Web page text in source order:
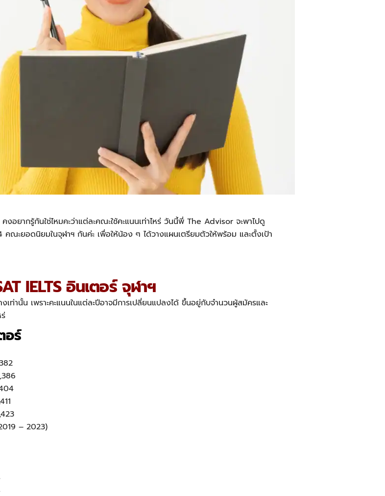
อยากรู้กันใช่ไหมคะว่าแต่ละคณะใช้คะแนนเท่าไหร่ วันนี้พี่ The Advisor จะพาไปดู
คณะยอดนิยมในจุฬาฯ กันค่ะ เพื่อให้น้อง ๆ ได้วางแผนเตรียมตัวให้พร้อม และตั้งเป้า
IELTS อินเตอร์ จุฬาฯ
เท่านั้น เพราะคะแนนในแต่ละปีอาจมีการเปลี่ยนแปลงได้ ขึ้นอยู่กับจำนวนผู้สมัครและ
อร์
– 2023)